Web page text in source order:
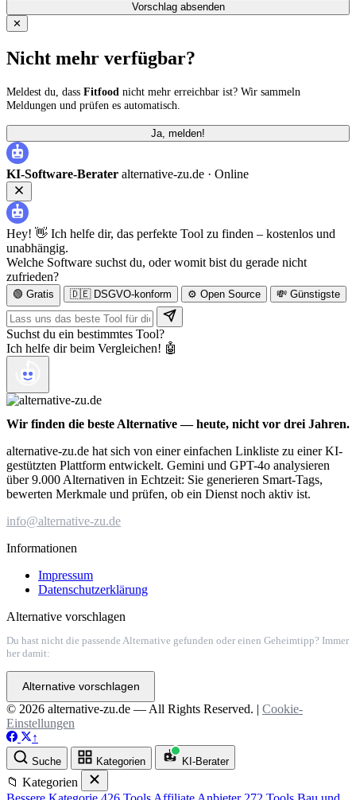
Vorschlag absenden
✕
Nicht mehr verfügbar?
Meldest du, dass Fitfood nicht mehr erreichbar ist? Wir sammeln
Meldungen und prüfen es automatisch.
Ja, melden!
KI-Software-Berater alternative-zu.de · Online
Hey! 👋 Ich helfe dir, das perfekte Tool zu finden – kostenlos und
unabhängig.
Welche Software suchst du, oder womit bist du gerade nicht
zufrieden?
🟢 Gratis 🇩🇪 DSGVO-konform ⚙️ Open Source 💸 Günstigste
Suchst du ein bestimmtes Tool?
Ich helfe dir beim Vergleichen! 🤖
Wir finden die beste Alternative — heute, nicht vor drei Jahren.
alternative-zu.de hat sich von einer einfachen Linkliste zu einer KI-
gestützten Plattform entwickelt. Gemini und GPT-4o analysieren
über 9.000 Alternativen in Echtzeit: Sie generieren Smart-Tags,
bewerten Merkmale und prüfen, ob ein Dienst noch aktiv ist.
info@alternative-zu.de
Informationen
Impressum
Datenschutzerklärung
Alternative vorschlagen
Du hast nicht die passende Alternative gefunden oder einen Geheimtipp? Immer
her damit:
Alternative vorschlagen
© 2026 alternative-zu.de — All Rights Reserved. | Cookie-
Einstellungen
↑
Suche Kategorien KI-Berater
📁 Kategorien